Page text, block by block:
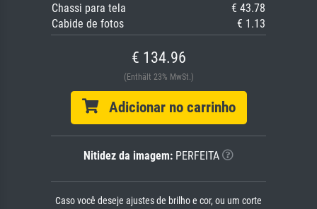
Chassi para tela
€ 43.78
Cabide de fotos
€ 1.13
€ 134.96
(Enthält 23% MwSt.)
Adicionar no carrinho
Nitidez da imagem: PERFEITA
Caso você deseje ajustes de brilho e cor, ou um corte